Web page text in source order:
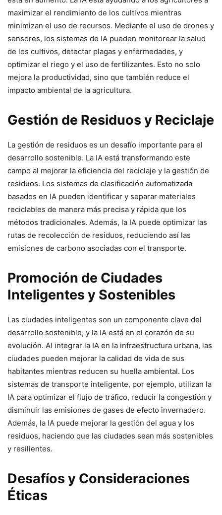
maximizar el rendimiento de los cultivos mientras
minimizan el uso de recursos. Mediante el uso de drones y
sensores, los sistemas de IA pueden monitorear la salud
de los cultivos, detectar plagas y enfermedades, y
optimizar el riego y el uso de fertilizantes. Esto no solo
mejora la productividad, sino que también reduce el
impacto ambiental de la agricultura.
Gestión de Residuos y Reciclaje
La gestión de residuos es un desafío importante para el
desarrollo sostenible. La IA está transformando este
campo al mejorar la eficiencia del reciclaje y la gestión de
residuos. Los sistemas de clasificación automatizada
basados en IA pueden identificar y separar materiales
reciclables de manera más precisa y rápida que los
métodos tradicionales. Además, la IA puede optimizar las
rutas de recolección de residuos, reduciendo así las
emisiones de carbono asociadas con el transporte.
Promoción de Ciudades
Inteligentes y Sostenibles
Las ciudades inteligentes son un componente clave del
desarrollo sostenible, y la IA está en el corazón de su
evolución. Al integrar la IA en la infraestructura urbana, las
ciudades pueden mejorar la calidad de vida de sus
habitantes mientras reducen su huella ambiental. Los
sistemas de transporte inteligente, por ejemplo, utilizan la
IA para optimizar el flujo de tráfico, reducir la congestión y
disminuir las emisiones de gases de efecto invernadero.
Además, la IA puede mejorar la gestión del agua y los
residuos, haciendo que las ciudades sean más sostenibles
y resilientes.
Desafíos y Consideraciones
Éticas